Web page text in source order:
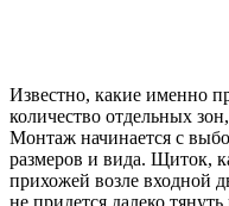
Известно, какие именно
количество отдельных
Монтаж начинается с
размеров и вида. Щиток,
прихожей возле входной
не придется далеко